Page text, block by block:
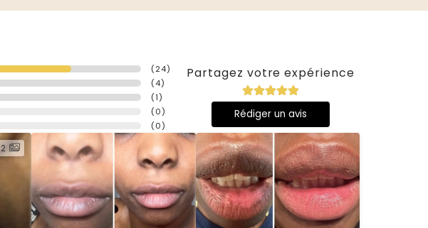
(24)
(4)
(1)
(0)
(0)
Partagez votre expérience
Rédiger un avis
2